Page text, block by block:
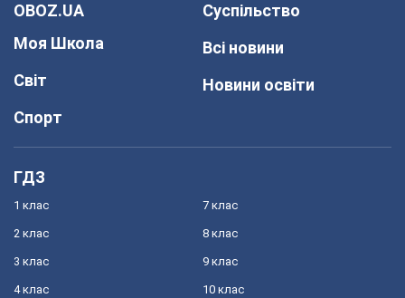
OBOZ.UA
Моя Школа
Світ
Спорт
Суспільство
Всі новини
Новини освіти
ГДЗ
1 клас
2 клас
3 клас
4 клас
7 клас
8 клас
9 клас
10 клас